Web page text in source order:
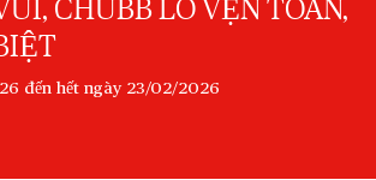
CHUBB LO VẸN TOÀN,
đến hết ngày 23/02/2026